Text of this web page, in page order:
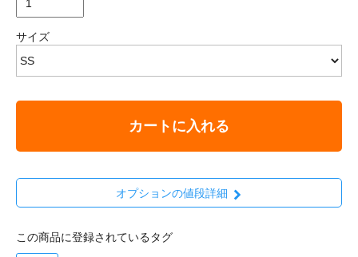
サイズ
カートに入れる
オプションの値段詳細
この商品に登録されているタグ